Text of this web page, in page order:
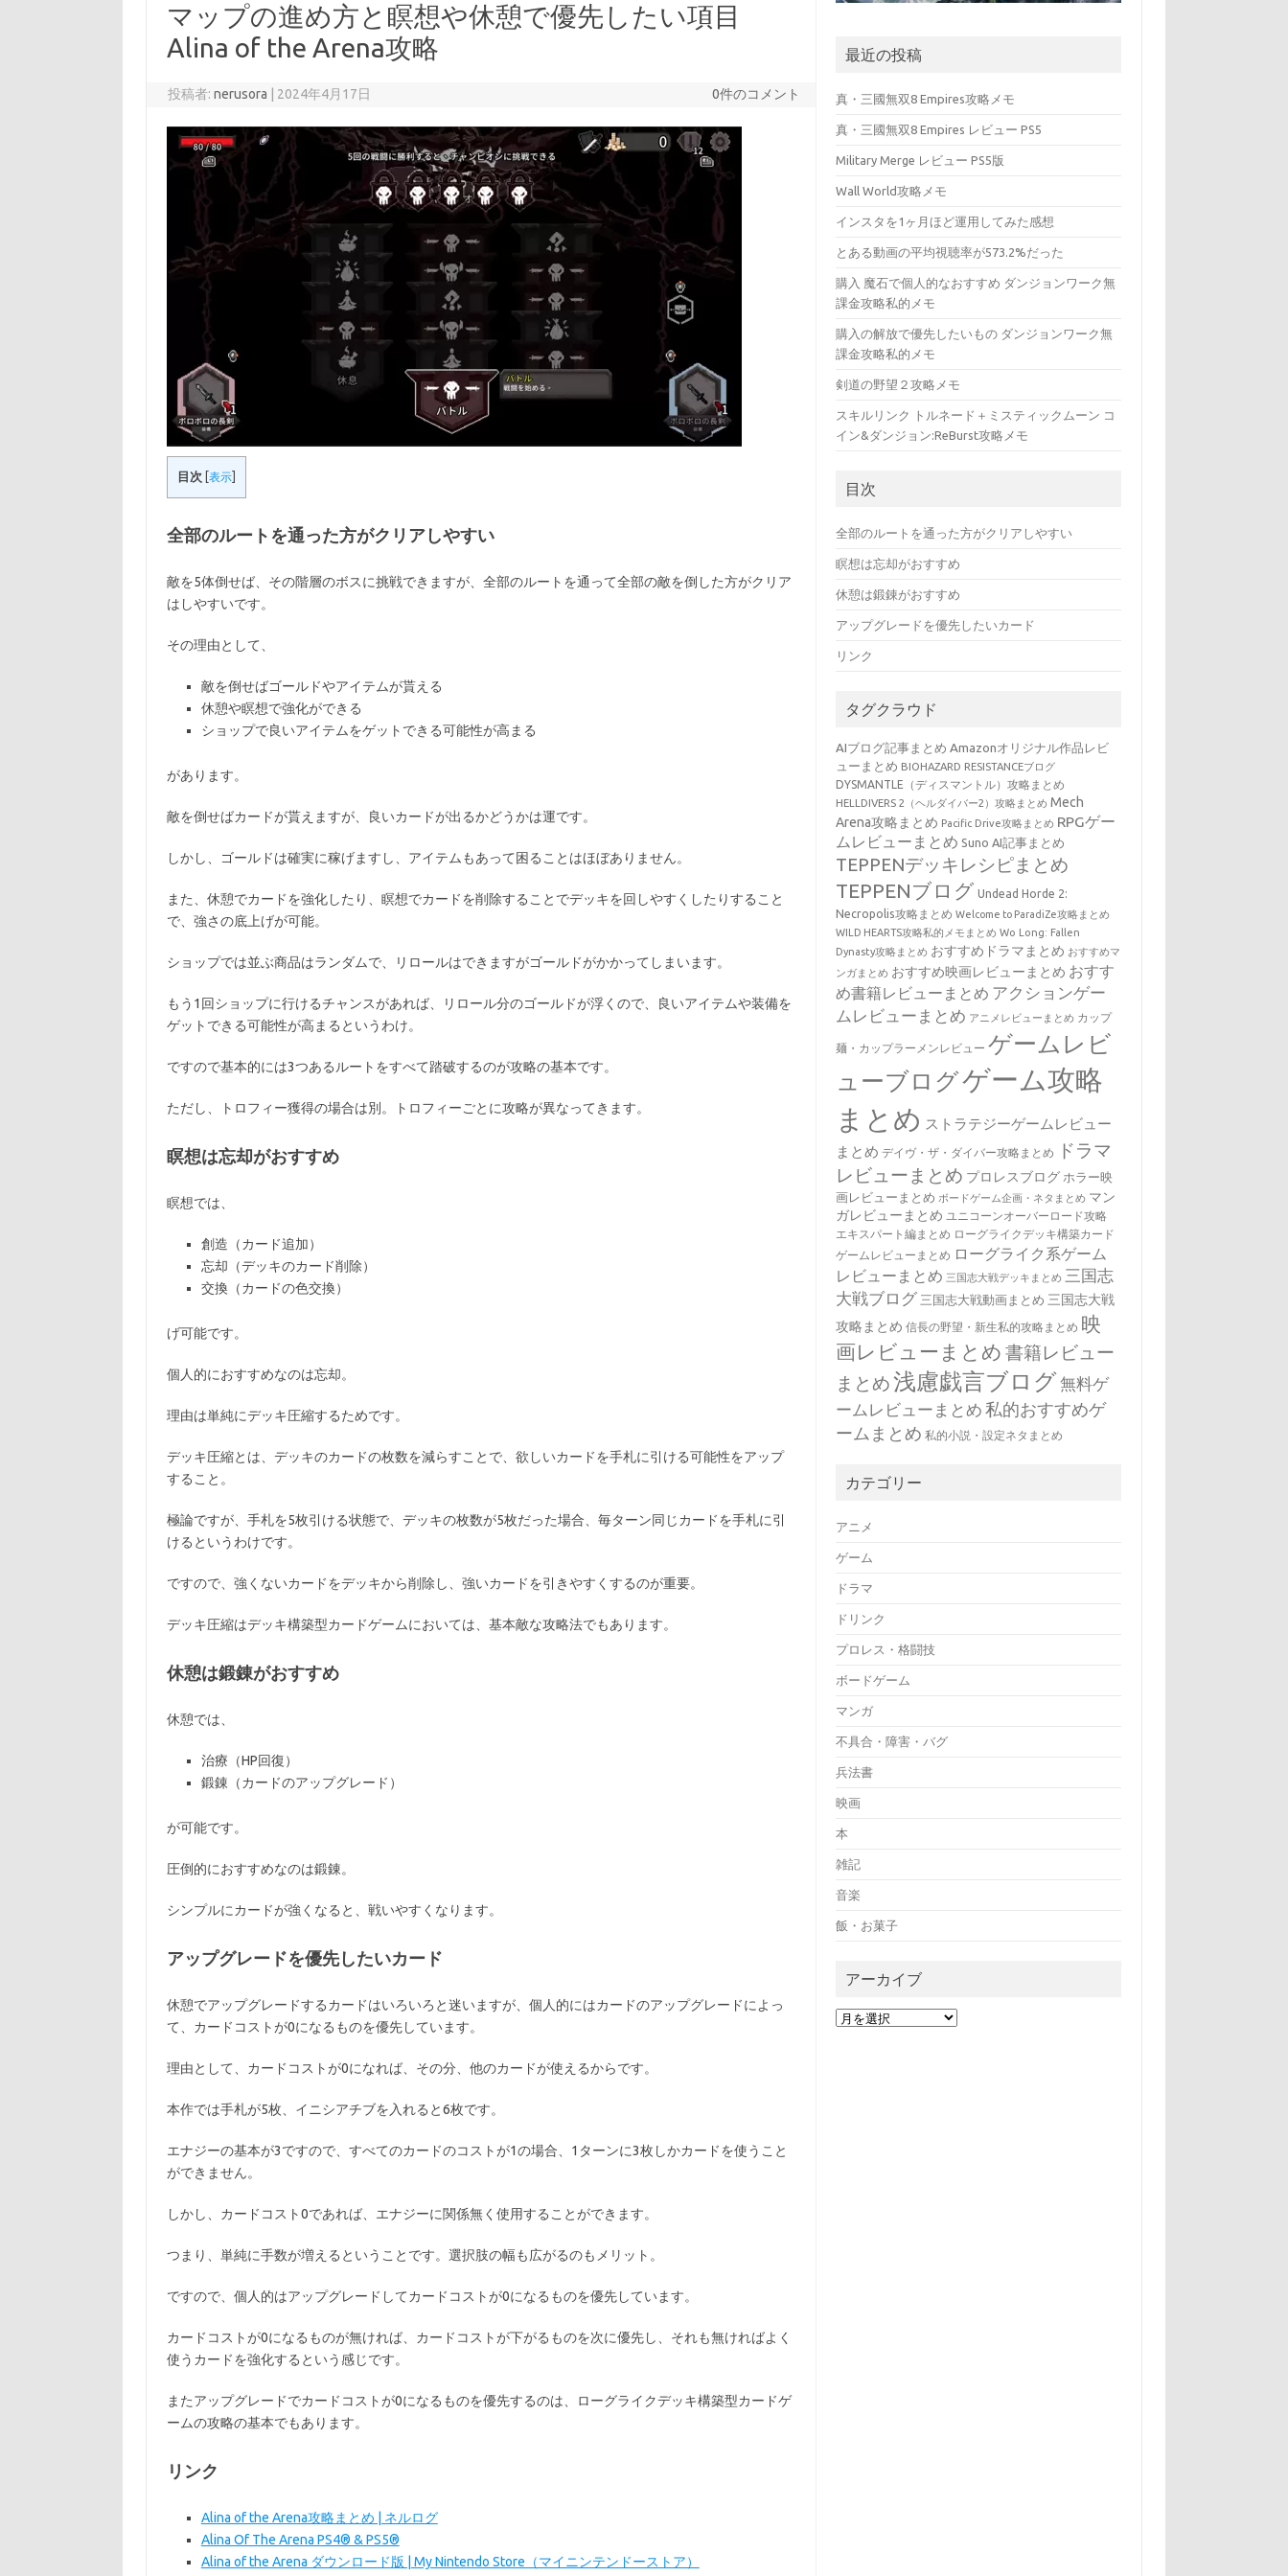
マップの進め方と瞑想や休憩で優先したい項目
Alina of the Arena攻略
投稿者:nerusora 2024年4月17日 0件のコメント
目次 [表示]
全部のルートを通った方がクリアしやすい
敵を5体倒せば、その階層のボスに挑戦できますが、全部のルートを通って全部の敵を倒した方がクリア
はしやすいです。
その理由として、
敵を倒せばゴールドやアイテムが貰える
休憩や瞑想で強化ができる
ショップで良いアイテムをゲットできる可能性が高まる
があります。
敵を倒せばカードが貰えますが、良いカードが出るかどうかは運です。
しかし、ゴールドは確実に稼げますし、アイテムもあって困ることはほぼありません。
また、休憩でカードを強化したり、瞑想でカードを削除することでデッキを回しやすくしたりすること
で、強さの底上げが可能。
ショップでは並ぶ商品はランダムで、リロールはできますがゴールドがかかってしまいます。
もう1回ショップに行けるチャンスがあれば、リロール分のゴールドが浮くので、良いアイテムや装備を
ゲットできる可能性が高まるというわけ。
ですので基本的には3つあるルートをすべて踏破するのが攻略の基本です。
ただし、トロフィー獲得の場合は別。トロフィーごとに攻略が異なってきます。
瞑想は忘却がおすすめ
瞑想では、
創造（カード追加）
忘却（デッキのカード削除）
交換（カードの色交換）
げ可能です。
個人的におすすめなのは忘却。
理由は単純にデッキ圧縮するためです。
デッキ圧縮とは、デッキのカードの枚数を減らすことで、欲しいカードを手札に引ける可能性をアップ
すること。
極論ですが、手札を5枚引ける状態で、デッキの枚数が5枚だった場合、毎ターン同じカードを手札に引
けるというわけです。
ですので、強くないカードをデッキから削除し、強いカードを引きやすくするのが重要。
デッキ圧縮はデッキ構築型カードゲームにおいては、基本敵な攻略法でもあります。
休憩は鍛錬がおすすめ
休憩では、
治療（HP回復）
鍛錬（カードのアップグレード）
が可能です。
圧倒的におすすめなのは鍛錬。
シンプルにカードが強くなると、戦いやすくなります。
アップグレードを優先したいカード
休憩でアップグレードするカードはいろいろと迷いますが、個人的にはカードのアップグレードによっ
て、カードコストが0になるものを優先しています。
理由として、カードコストが0になれば、その分、他のカードが使えるからです。
本作では手札が5枚、イニシアチブを入れると6枚です。
エナジーの基本が3ですので、すべてのカードのコストが1の場合、1ターンに3枚しかカードを使うこと
ができません。
しかし、カードコスト0であれば、エナジーに関係無く使用することができます。
つまり、単純に手数が増えるということです。選択肢の幅も広がるのもメリット。
ですので、個人的はアップグレードしてカードコストが0になるものを優先しています。
カードコストが0になるものが無ければ、カードコストが下がるものを次に優先し、それも無ければよく
使うカードを強化するという感じです。
またアップグレードでカードコストが0になるものを優先するのは、ローグライクデッキ構築型カードゲ
ームの攻略の基本でもあります。
リンク
Alina of the Arena攻略まとめ | ネルログ
Alina Of The Arena PS4® & PS5®
Alina of the Arena ダウンロード版 | My Nintendo Store（マイニンテンドーストア）
最近の投稿
真・三國無双8 Empires攻略メモ
真・三國無双8 Empires レビュー PS5
Military Merge レビュー PS5版
Wall World攻略メモ
インスタを1ヶ月ほど運用してみた感想
とある動画の平均視聴率が573.2%だった
購入 魔石で個人的なおすすめ ダンジョンワーク無
課金攻略私的メモ
購入の解放で優先したいもの ダンジョンワーク無
課金攻略私的メモ
剣道の野望２攻略メモ
スキルリンク トルネード＋ミスティックムーン コ
イン&ダンジョン:ReBurst攻略メモ
目次
全部のルートを通った方がクリアしやすい
瞑想は忘却がおすすめ
休憩は鍛錬がおすすめ
アップグレードを優先したいカード
リンク
タグクラウド
AIブログ記事まとめ Amazonオリジナル作品レビ
ューまとめ BIOHAZARD RESISTANCEブログ
DYSMANTLE（ディスマントル）攻略まとめ
HELLDIVERS 2（ヘルダイバー2）攻略まとめ Mech
Arena攻略まとめ Pacific Drive攻略まとめ RPGゲー
ムレビューまとめ Suno AI記事まとめ
TEPPENデッキレシピまとめ
TEPPENブログ Undead Horde 2:
Necropolis攻略まとめ Welcome to ParadiZe攻略まとめ
WILD HEARTS攻略私的メモまとめ Wo Long: Fallen
Dynasty攻略まとめ おすすめドラマまとめ おすすめマ
ンガまとめ おすすめ映画レビューまとめ おすす
め書籍レビューまとめ アクションゲー
ムレビューまとめ アニメレビューまとめ カップ
麺・カップラーメンレビュー ゲームレビ
ューブログゲーム攻略
まとめ ストラテジーゲームレビュー
まとめ デイヴ・ザ・ダイバー攻略まとめ
ドラマ
レビューまとめ プロレスブログ ホラー映
画レビューまとめ ボードゲーム企画・ネタまとめ マン
ガレビューまとめ ユニコーンオーバーロード攻略
エキスパート編まとめ ローグライクデッキ構築カード
ゲームレビューまとめ ローグライク系ゲーム
レビューまとめ 三国志大戦デッキまとめ 三国志
大戦ブログ 三国志大戦動画まとめ 三国志大戦
攻略まとめ 信長の野望・新生私的攻略まとめ 映
画レビューまとめ 書籍レビュー
まとめ浅慮戯言ブログ無料ゲ
ームレビューまとめ 私的おすすめゲ
ームまとめ 私的小説・設定ネタまとめ
カテゴリー
アニメ
ゲーム
ドラマ
ドリンク
プロレス・格闘技
ボードゲーム
マンガ
不具合・障害・バグ
兵法書
映画
本
雑記
音楽
飯・お菓子
アーカイブ
ア